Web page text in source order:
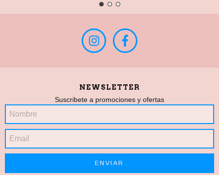
NEWSLETTER
Suscribete a promociones y ofertas